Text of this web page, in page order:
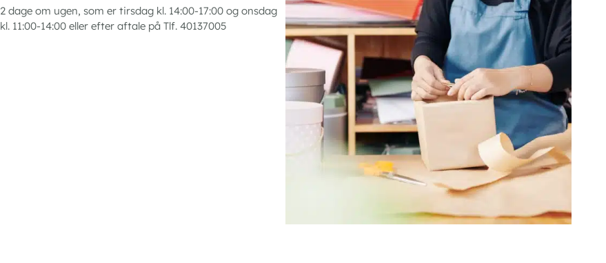
2 dage om ugen, som er tirsdag kl. 14:00-17:00 og onsdag
kl. 11:00-14:00 eller efter aftale på Tlf. 40137005